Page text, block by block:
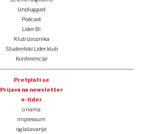
Unplugged
Podcast
Lider BI
Klub izvoznika
Studentski Lider klub
Konferencije
Pretplati se
Prijava na newsletter
e-lider
o nama
impressum
oglašavanje